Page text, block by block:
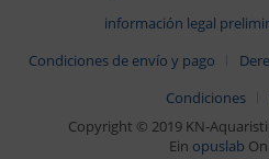
información legal
Condiciones de envío y pago
Condiciones
Copyright © 2019 KN-
Ein opuslab